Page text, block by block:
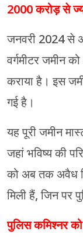
2000 करोड़ से
जनवरी 2024 से
वर्गमीटर जमीन
कराया है। इस
गई है।
यह पूरी जमीन
जहां भविष्य की
को अब तक अवैध
मिली हैं, जिन पर
पुलिस कमिश्नर को